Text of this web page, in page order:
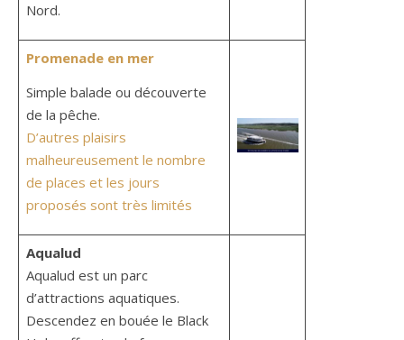
Nord.
Promenade en mer
Simple balade ou découverte
de la pêche.
D’autres plaisirs
malheureusement le nombre
de places et les jours
proposés sont très limités
Aqualud
Aqualud est un parc
d’attractions aquatiques.
Descendez en bouée le Black